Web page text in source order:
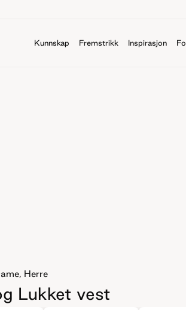
Kunnskap Fremstrikk Inspirasjon
Herre
Lukket vest